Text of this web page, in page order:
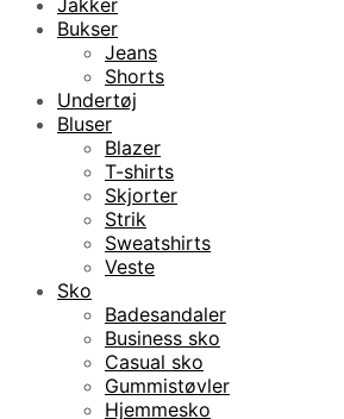
Jakker
Bukser
Jeans
Shorts
Undertøj
Bluser
Blazer
T-shirts
Skjorter
Strik
Sweatshirts
Veste
Sko
Badesandaler
Business sko
Casual sko
Gummistøvler
Hjemmesko